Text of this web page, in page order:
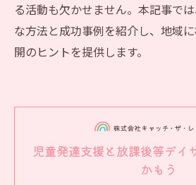
る活動も欠かせません。本記事で
な方法と成功事例を紹介し、地域
開のヒントを提供します。
児童発達支援と放課後等デ
かもう